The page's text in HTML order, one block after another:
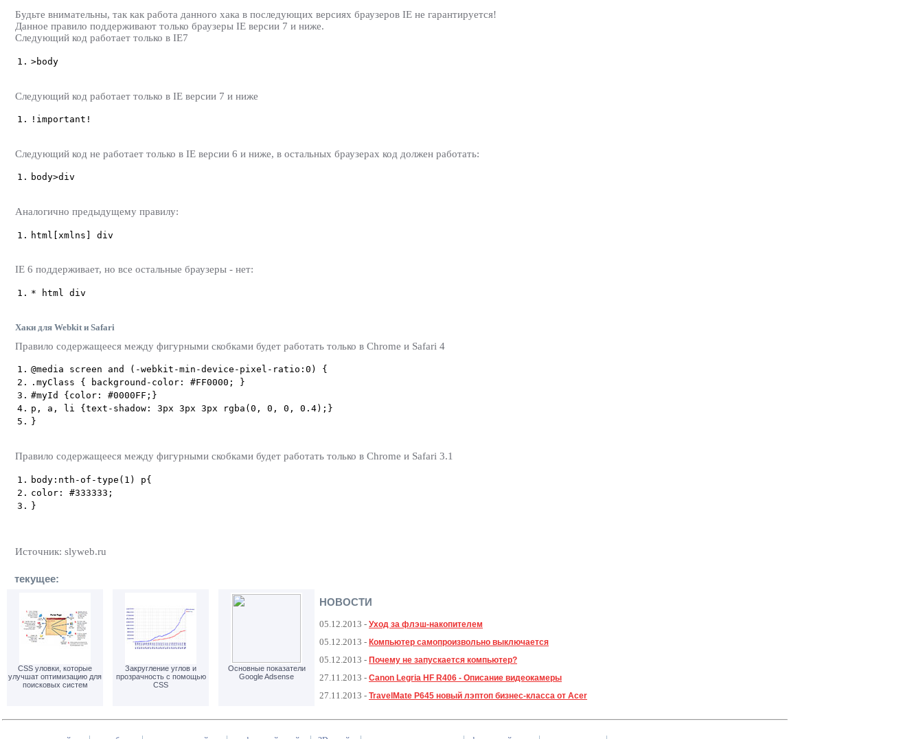
Будьте внимательны, так как работа данного хака в последующих версиях браузеров IE не гарантируется!
Данное правило поддерживают только браузеры IE версии 7 и ниже.
Следующий код работает только в IE7
1. >body
Следующий код работает только в IE версии 7 и ниже
1. !important!
Следующий код не работает только в IE версии 6 и ниже, в остальных браузерах код должен работать:
1. body>div
Аналогично предыдущему правилу:
1. html[xmlns] div
IE 6 поддерживает, но все остальные браузеры - нет:
1. * html div
Хаки для Webkit и Safari
Правило содержащееся между фигурными скобками будет работать только в Chrome и Safari 4
1. @media screen and (-webkit-min-device-pixel-ratio:0) {
2.
.myClass { background-color: #FF0000; }
3. #myId {color: #0000FF;}
4. p, a, li {text-shadow: 3px 3px 3px rgba(0, 0, 0, 0.4);}
5. }
Правило содержащееся между фигурными скобками будет работать только в Chrome и Safari 3.1
1. body:nth-of-type(1) p{
2. color: #333333;
3.
}
Источник: slyweb.ru
текущее:
CSS уловки, которые
улучшат оптимизацию для
поисковых систем
Закругление углов и
прозрачность с помощью
CSS
Основные показатели
Google Adsense
НОВОСТИ
05.12.2013 - Уход за флэш-накопителем
05.12.2013 - Компьютер самопроизвольно выключается
05.12.2013 - Почему не запускается компьютер?
27.11.2013 - Canon Legria HF R406 - Описание видеокамеры
27.11.2013 - TravelMate P645 новый лэптоп бизнес-класса от Acer